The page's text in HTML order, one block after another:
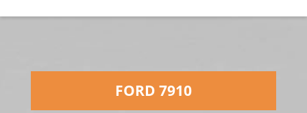
FORD 7910